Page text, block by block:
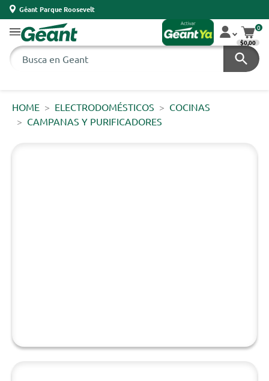
Géant Parque Roosevelt
0
$0,00
HOME ELECTRODOMÉSTICOS
COCINAS
CAMPANAS Y PURIFICADORES